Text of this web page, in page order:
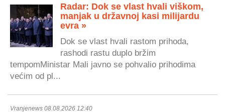
Radar: Dok se vlast hvali viškom,
manjak u državnoj kasi milijardu
evra »
Dok se vlast hvali rastom prihoda,
rashodi rastu duplo bržim
tempomMinistar Mali javno se pohvalio prihodima
većim od pl...
Vranjenews 08.08.2026 12:40